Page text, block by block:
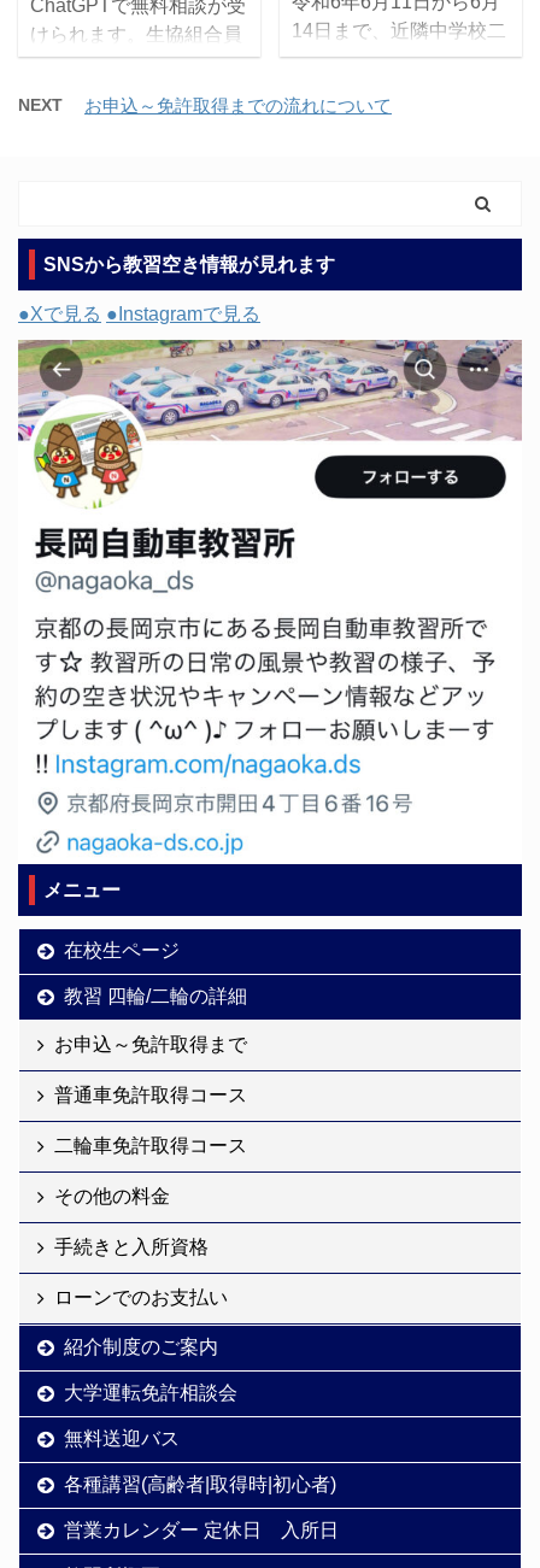
ChatGPTで無料相談が受
けられます。生協組合員
以外の方はご利用出来ま
せん。 ご相談はコチラ≫
大学生活協同組合でのお
学生協)で出来ます。ま
た、一部生協店舗では運
転免許相談会を開催して
おりますので、みなさま
のご来場をお待ちしてい
ます。 生協のココがおす
すめ 窓口でお申込いただ
くより、お得な組合員価
格でお申込が出来ます。
さらに生協店舗内の運転
免許相談会で申し込むと
お得な特典もあります。
持ち物 大学生協組合員証
大 ...
14日まで、近隣中学校二
校(長岡第三中学校と長岡
学生様が職場体験に来所
習、学科指導員になって
教習指導員の仕事を元気
よく積極的に体験してい
もいろんなことに挑戦し
夢に向かって頑張ってく
ださい！ みんなで知恵を
出し合い、交差点の通行
について一生懸命教えて
くれました 安全運転する
NEXT お申込～免許取得までの流れについて
SNSから教習空き情報が見れます
●Xで見る ●Instagramで見る
メニュー
在校生ページ
教習 四輪/二輪の詳細
お申込～免許取得まで
普通車免許取得コース
二輪車免許取得コース
その他の料金
手続きと入所資格
ローンでのお支払い
紹介制度のご案内
大学運転免許相談会
無料送迎バス
各種講習(高齢者|取得時|初心者)
営業カレンダー 定休日 入所日